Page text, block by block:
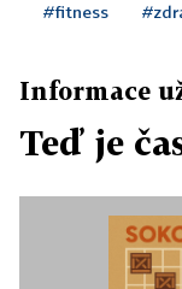
#fitness
Informace
Teď je